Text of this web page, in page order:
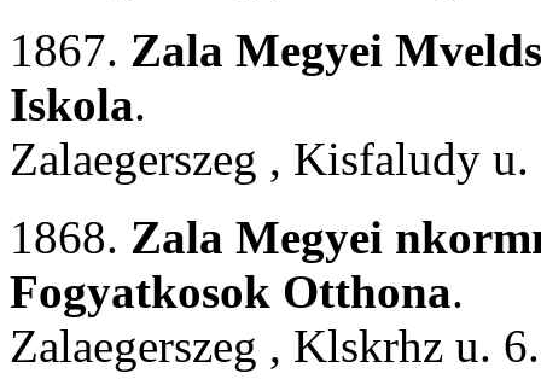
1867. Zala Megyei
Iskola.
Zalaegerszeg , Kisfaludy
1868. Zala Megyei
Fogyatkosok Otthona.
Zalaegerszeg , Klskrhz u.